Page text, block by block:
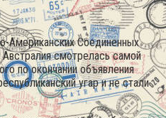
Американских Соединенных
смотрелась самой
по окончании объявления
угар и не стали